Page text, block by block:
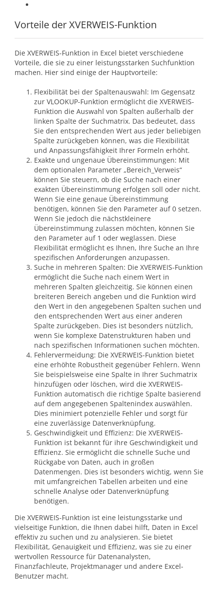
Vorteile der XVERWEIS-Funktion
Die XVERWEIS-Funktion in Excel bietet verschiedene
Vorteile, die sie zu einer leistungsstarken Suchfunktion
machen. Hier sind einige der Hauptvorteile:
Flexibilität bei der Spaltenauswahl: Im Gegensatz
zur VLOOKUP-Funktion ermöglicht die XVERWEIS-
Funktion die Auswahl von Spalten außerhalb der
linken Spalte der Suchmatrix. Das bedeutet, dass
Sie den entsprechenden Wert aus jeder beliebigen
Spalte zurückgeben können, was die Flexibilität
und Anpassungsfähigkeit Ihrer Formeln erhöht.
Exakte und ungenaue Übereinstimmungen: Mit
dem optionalen Parameter „Bereich_Verweis“
können Sie steuern, ob die Suche nach einer
exakten Übereinstimmung erfolgen soll oder nicht.
Wenn Sie eine genaue Übereinstimmung
benötigen, können Sie den Parameter auf 0 setzen.
Wenn Sie jedoch die nächstkleinere
Übereinstimmung zulassen möchten, können Sie
den Parameter auf 1 oder weglassen. Diese
Flexibilität ermöglicht es Ihnen, Ihre Suche an Ihre
spezifischen Anforderungen anzupassen.
Suche in mehreren Spalten: Die XVERWEIS-Funktion
ermöglicht die Suche nach einem Wert in
mehreren Spalten gleichzeitig. Sie können einen
breiteren Bereich angeben und die Funktion wird
den Wert in den angegebenen Spalten suchen und
den entsprechenden Wert aus einer anderen
Spalte zurückgeben. Dies ist besonders nützlich,
wenn Sie komplexe Datenstrukturen haben und
nach spezifischen Informationen suchen möchten.
Fehlervermeidung: Die XVERWEIS-Funktion bietet
eine erhöhte Robustheit gegenüber Fehlern. Wenn
Sie beispielsweise eine Spalte in Ihrer Suchmatrix
hinzufügen oder löschen, wird die XVERWEIS-
Funktion automatisch die richtige Spalte basierend
auf dem angegebenen Spaltenindex auswählen.
Dies minimiert potenzielle Fehler und sorgt für
eine zuverlässige Datenverknüpfung.
Geschwindigkeit und Effizienz: Die XVERWEIS-
Funktion ist bekannt für ihre Geschwindigkeit und
Effizienz. Sie ermöglicht die schnelle Suche und
Rückgabe von Daten, auch in großen
Datenmengen. Dies ist besonders wichtig, wenn Sie
mit umfangreichen Tabellen arbeiten und eine
schnelle Analyse oder Datenverknüpfung
benötigen.
Die XVERWEIS-Funktion ist eine leistungsstarke und
vielseitige Funktion, die Ihnen dabei hilft, Daten in Excel
effektiv zu suchen und zu analysieren. Sie bietet
Flexibilität, Genauigkeit und Effizienz, was sie zu einer
wertvollen Ressource für Datenanalysten,
Finanzfachleute, Projektmanager und andere Excel-
Benutzer macht.